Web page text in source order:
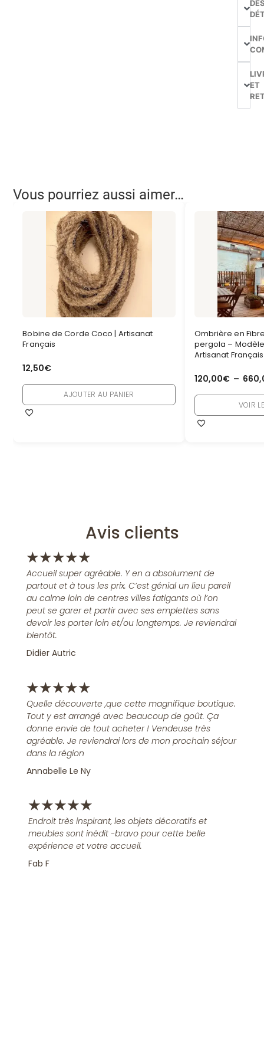
ET
Vous pourriez aussi aimer…
Bobine de Corde Coco | Artisanat
Français
12,50€
AJOUTER AU PANIER
Ombrière en
pergola –
Artisanat Français
120,00€ –
VOIR
Avis clients
★★★★★
Accueil super agréable. Y en a absolument de
partout et à tous les prix. C’est génial un lieu pareil
au calme loin de centres villes fatigants où l’on
peut se garer et partir avec ses emplettes sans
devoir les porter loin et/ou longtemps. Je reviendrai
bientôt.
Didier Autric
★★★★★
Quelle découverte ,que cette magnifique boutique.
Tout y est arrangé avec beaucoup de goût. Ça
donne envie de tout acheter ! Vendeuse très
agréable. Je reviendrai lors de mon prochain séjour
dans la région
Annabelle Le Ny
★★★★★
Endroit très inspirant, les objets décoratifs et
meubles sont inédit -bravo pour cette belle
expérience et votre accueil.
Fab F